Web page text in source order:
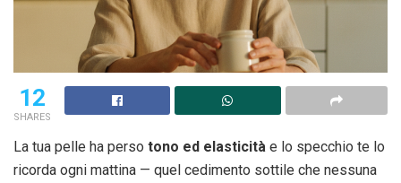
12
SHARES
La tua pelle ha perso tono ed elasticità e lo specchio te lo
ricorda ogni mattina — quel cedimento sottile che nessuna